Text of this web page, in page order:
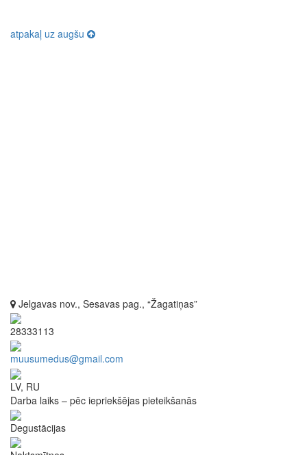
atpakaļ uz augšu
Jelgavas nov., Sesavas pag., “Žagatiņas”
28333113
muusumedus@gmail.com
LV, RU
Darba laiks – pēc iepriekšējas pieteikšanās
Degustācijas